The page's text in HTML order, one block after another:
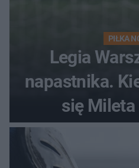
PIŁKA
Legia
napastnika.
się Mileta